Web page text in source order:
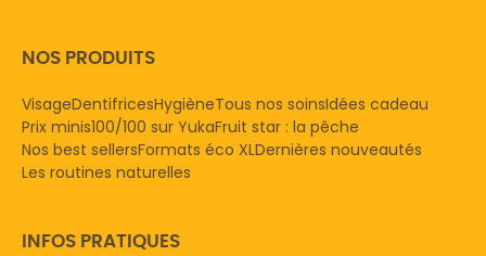
NOS PRODUITS
VisageDentifricesHygièneTous nos soinsIdées cadeau
Prix minis100/100 sur YukaFruit star : la pêche
Nos best sellersFormats éco XLDernières nouveautés
Les routines naturelles
INFOS PRATIQUES